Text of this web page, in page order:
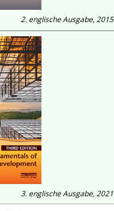
2. englische Ausgabe, 2015
3. englische Ausgabe, 2021